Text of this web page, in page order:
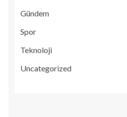
Gündem
Spor
Teknoloji
Uncategorized